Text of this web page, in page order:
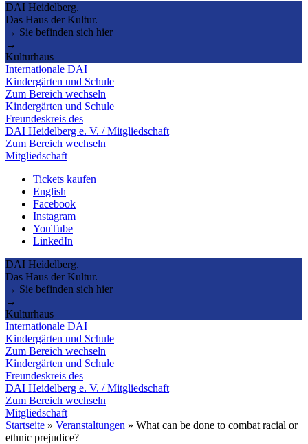
DAI Heidelberg.
Das Haus der Kultur.
→ Sie befinden sich hier
→
Kulturhaus
Internationale DAI
Kindergärten und Schule
Zum Bereich wechseln
Kindergärten und Schule
Freundeskreis des
DAI Heidelberg e. V. / Mitgliedschaft
Zum Bereich wechseln
Mitgliedschaft
Tickets kaufen
English
Facebook
Instagram
YouTube
LinkedIn
DAI Heidelberg.
Das Haus der Kultur.
→ Sie befinden sich hier
→
Kulturhaus
Internationale DAI
Kindergärten und Schule
Zum Bereich wechseln
Kindergärten und Schule
Freundeskreis des
DAI Heidelberg e. V. / Mitgliedschaft
Zum Bereich wechseln
Mitgliedschaft
Startseite » Veranstaltungen » What can be done to combat racial or
ethnic prejudice?